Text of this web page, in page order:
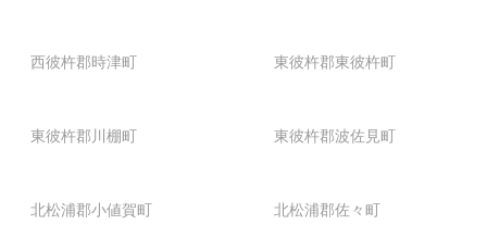
西彼杵郡時津町 東彼杵郡東彼杵町
東彼杵郡川棚町 東彼杵郡波佐見町
北松浦郡小値賀町 北松浦郡佐々町